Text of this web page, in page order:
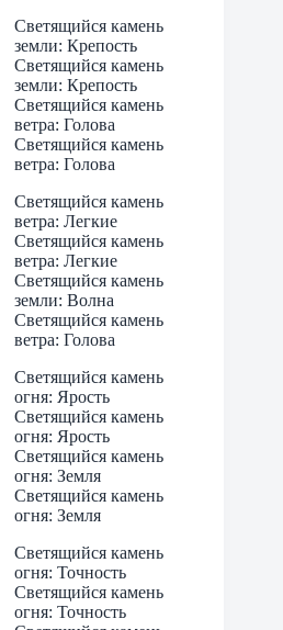
Светящийся камень
земли: Крепость
Светящийся камень
земли: Крепость
Светящийся камень
ветра: Голова
Светящийся камень
ветра: Голова
Светящийся камень
ветра: Легкие
Cветящийся камень
ветра: Легкие
Светящийся камень
земли: Волна
Cветящийся камень
ветра: Голова
Светящийся камень
огня: Ярость
Светящийся камень
огня: Ярость
Светящийся камень
огня: Земля
Светящийся камень
огня: Земля
Светящийся камень
огня: Точность
Светящийся камень
огня: Точность